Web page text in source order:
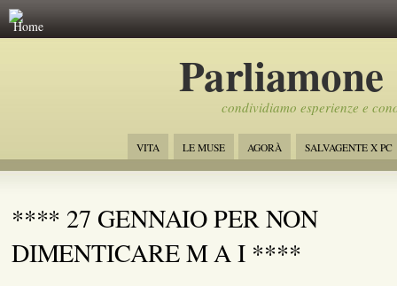
Home
Parliamone
condividiamo esperienze e
VITA LE MUSE AGORÀ SALVAGENTE X PC
**** 27 GENNAIO PER NON
DIMENTICARE M A I ****